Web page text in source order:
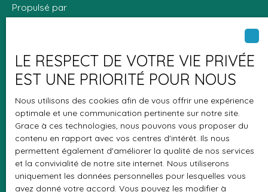
Propulsé par
+33 2 35 41 46 45
48 rue Raoul Dufy
76600 Le Havre
LE RESPECT DE VOTRE VIE PRIVÉE
EST UNE PRIORITÉ POUR NOUS
Nous utilisons des cookies afin de vous offrir une expérience
optimale et une communication pertinente sur notre site.
Grace à ces technologies, nous pouvons vous proposer du
contenu en rapport avec vos centres d'intérêt. Ils nous
permettent également d'améliorer la qualité de nos services
et la convivialité de notre site internet. Nous utiliserons
uniquement les données personnelles pour lesquelles vous
avez donné votre accord. Vous pouvez les modifier à